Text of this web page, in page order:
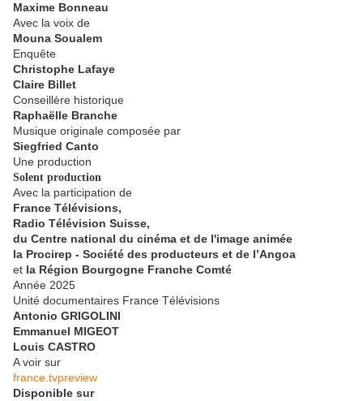
Maxime Bonneau
Avec la voix de
Mouna Soualem
Enquête
Christophe Lafaye
Claire Billet
Conseillère historique
Raphaëlle Branche
Musique originale composée par
Siegfried Canto
Une production
Solent production
Avec la participation de
France Télévisions,
Radio Télévision Suisse,
du Centre national du cinéma et de l'image animée
la Procirep - Société des producteurs et de l’Angoa
et la Région Bourgogne Franche Comté
Année 2025
Unité documentaires France Télévisions
Antonio GRIGOLINI
Emmanuel MIGEOT
Louis CASTRO
A voir sur
france.tvpreview
Disponible sur